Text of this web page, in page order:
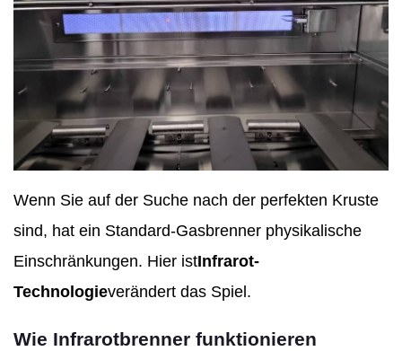
Wenn Sie auf der Suche nach der perfekten Kruste
sind, hat ein Standard-Gasbrenner physikalische
Einschränkungen. Hier istInfrarot-
Technologieverändert das Spiel.
Wie Infrarotbrenner funktionieren